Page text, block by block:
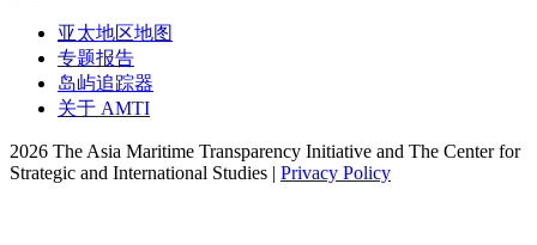
亚太地区地图
专题报告
岛屿追踪器
关于 AMTI
2026 The Asia Maritime Transparency Initiative and The Center for
Strategic and International Studies | Privacy Policy